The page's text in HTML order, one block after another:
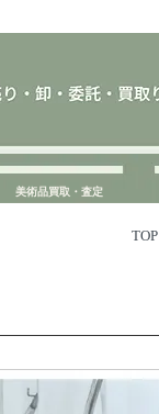
美術品買取・査定
TOP